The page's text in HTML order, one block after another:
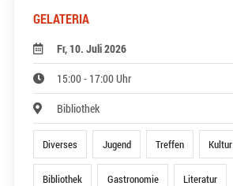
GELATERIA
Fr, 10. Juli 2026
15:00 - 17:00 Uhr
Bibliothek
Diverses Jugend Treffen Kultur
Bibliothek Gastronomie Literatur